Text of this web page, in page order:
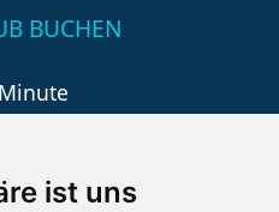
ist uns
BUCHEN